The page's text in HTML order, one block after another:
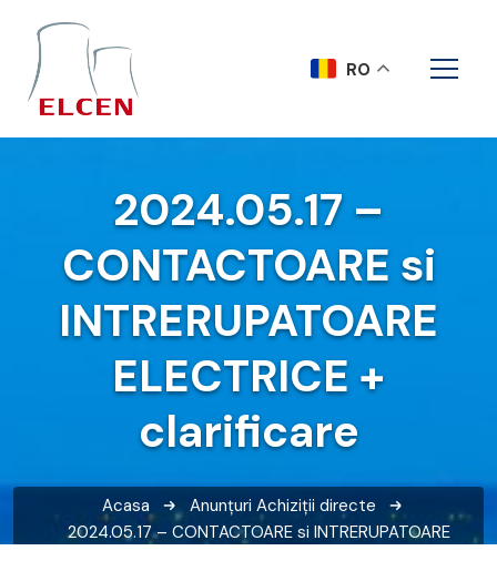
2024.05.17 –
CONTACTOARE si
INTRERUPATOARE
ELECTRICE +
clarificare
Acasa Anunțuri Achiziții directe
2024.05.17 – CONTACTOARE si INTRERUPATOARE
RO